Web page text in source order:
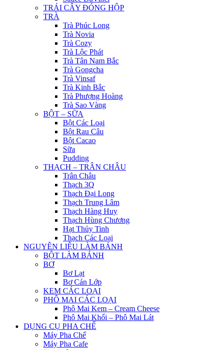
TRÁI CÂY ĐÓNG HỘP
TRÀ
Trà Phúc Long
Trà Novia
Trà Cozy
Trà Lộc Phát
Trà Tân Nam Bắc
Trà Gongcha
Trà Vinsaf
Trà Kinh Bắc
Trà Phượng Hoàng
Trà Sao Vàng
BỘT – SỮA
Bột Các Loại
Bột Rau Câu
Bột Cacao
Sữa
Pudding
THẠCH – TRÂN CHÂU
Trân Châu
Thạch 3Q
Thạch Đại Long
Thạch Trung Lâm
Thạch Hàng Huy
Thạch Hùng Chương
Hạt Thủy Tinh
Thạch Các Loại
NGUYÊN LIỆU LÀM BÁNH
BỘT LÀM BÁNH
BƠ
Bơ Lạt
Bơ Cán Lớp
KEM CÁC LOẠI
PHÔ MAI CÁC LOẠI
Phô Mai Kem – Cream Cheese
Phô Mai Khối – Phô Mai Lát
DỤNG CỤ PHA CHẾ
Máy Pha Chế
Máy Pha Cafe